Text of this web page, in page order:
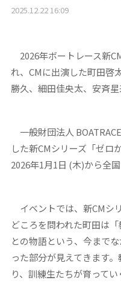
2025.12.22 16:09
2026年ボートレース新
れ、CMに出演した町田啓
勝久、細田佳央太、安斉
一般財団法人
した新CMシリーズ「ゼロ
2026年1月1日 (木)から全
イベントでは、新CMシ
どころを問われた町田は
との物語という、今まで
った部分が見えてきます
り、訓練生たちが育って